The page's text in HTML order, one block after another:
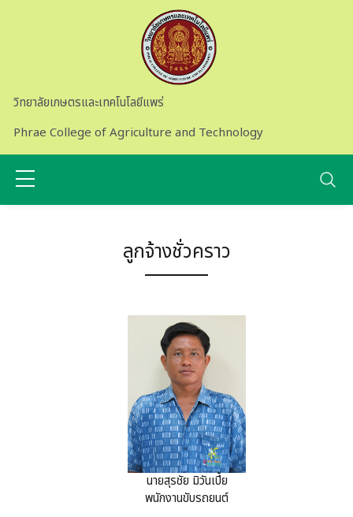
วิทยาลัยเกษตรและเทคโนโลยีแพร่
Phrae College of Agriculture and Technology
ลูกจ้างชั่วคราว
นายสุรชัย มิวันเปี้ย
พนักงานขับรถยนต์